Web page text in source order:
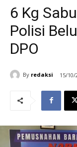
6 Kg
Polisi
DPO
By redaksi 15/10/